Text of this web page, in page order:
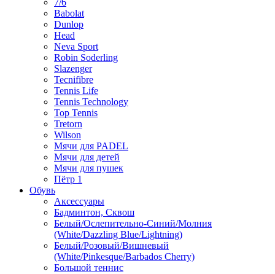
Babolat
Dunlop
Head
Neva Sport
Robin Soderling
Slazenger
Tecnifibre
Tennis Life
Tennis Technology
Top Tennis
Tretorn
Wilson
Мячи для PADEL
Мячи для детей
Мячи для пушек
Пётр 1
Обувь
Аксессуары
Бадминтон, Сквош
Белый/Ослепительно-Синий/Молния
(White/Dazzling Blue/Lightning)
Белый/Розовый/Вишневый
(White/Pinkesque/Barbados Cherry)
Большой теннис